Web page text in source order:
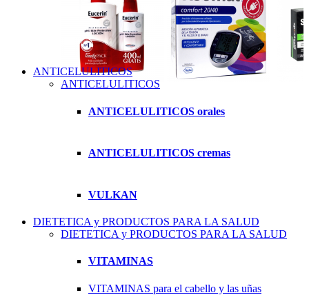
ANTICELULITICOS
ANTICELULITICOS
ANTICELULITICOS orales
ANTICELULITICOS cremas
VULKAN
DIETETICA y PRODUCTOS PARA LA SALUD
DIETETICA y PRODUCTOS PARA LA SALUD
VITAMINAS
VITAMINAS para el cabello y las uñas